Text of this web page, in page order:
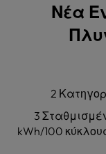
Νέα
2
3
kWh/100